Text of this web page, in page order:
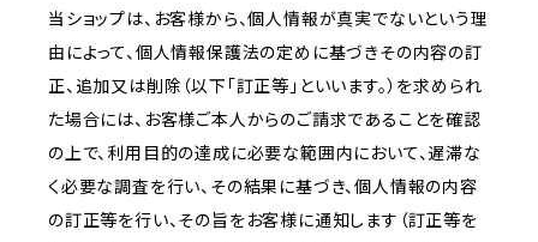
当ショップは、お客様から、個人情報が真実でないという理
由によって、個人情報保護法の定めに基づきその内容の訂
正、追加又は削除（以下「訂正等」といいます。）を求められ
た場合には、お客様ご本人からのご請求であることを確認
の上で、利用目的の達成に必要な範囲内において、遅滞な
く必要な調査を行い、その結果に基づき、個人情報の内容
の訂正等を行い、その旨をお客様に通知します（訂正等を